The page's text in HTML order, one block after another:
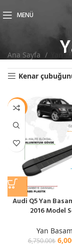
MENÜ
Ana Sayfa Yan
Kenar
-11%
Audi Q5 Yan
2016 Model
Yan
6,750.00₺